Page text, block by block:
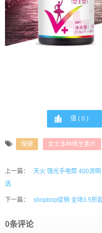
值 ( 0 )
保健 女士多种维生素片
上一篇：
天火 强光手电筒 400流
选
下一篇： shopbop促销 全场3.5折
0条评论